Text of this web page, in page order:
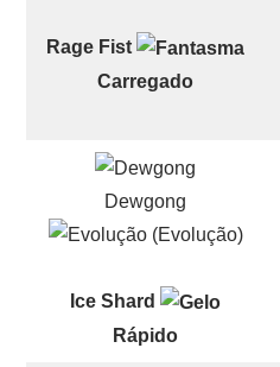
Rage Fist
Carregado
Dewgong
(Evolução)
Ice Shard
Rápido